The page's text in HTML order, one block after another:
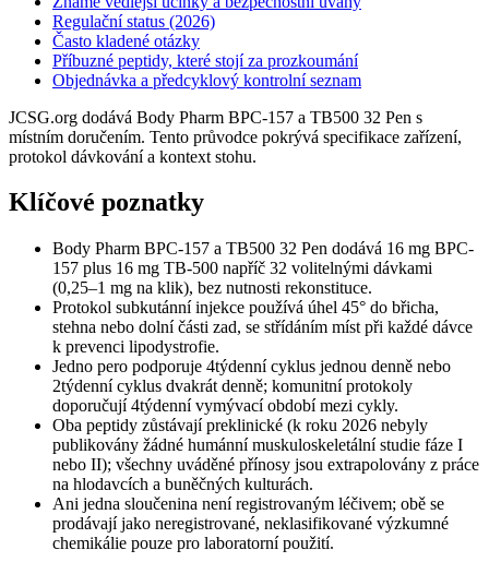
Regulační status (2026)
Často kladené otázky
Příbuzné peptidy, které stojí za prozkoumání
Objednávka a předcyklový kontrolní seznam
JCSG.org dodává Body Pharm BPC-157 a TB500 32 Pen s
místním doručením. Tento průvodce pokrývá specifikace zařízení,
protokol dávkování a kontext stohu.
Klíčové poznatky
Body Pharm BPC-157 a TB500 32 Pen dodává 16 mg BPC-
157 plus 16 mg TB-500 napříč 32 volitelnými dávkami
(0,25–1 mg na klik), bez nutnosti rekonstituce.
Protokol subkutánní injekce používá úhel 45° do břicha,
stehna nebo dolní části zad, se střídáním míst při každé dávce
k prevenci lipodystrofie.
Jedno pero podporuje 4týdenní cyklus jednou denně nebo
2týdenní cyklus dvakrát denně; komunitní protokoly
doporučují 4týdenní vymývací období mezi cykly.
Oba peptidy zůstávají preklinické (k roku 2026 nebyly
publikovány žádné humánní muskuloskeletální studie fáze I
nebo II); všechny uváděné přínosy jsou extrapolovány z práce
na hlodavcích a buněčných kulturách.
Ani jedna sloučenina není registrovaným léčivem; obě se
prodávají jako neregistrované, neklasifikované výzkumné
chemikálie pouze pro laboratorní použití.